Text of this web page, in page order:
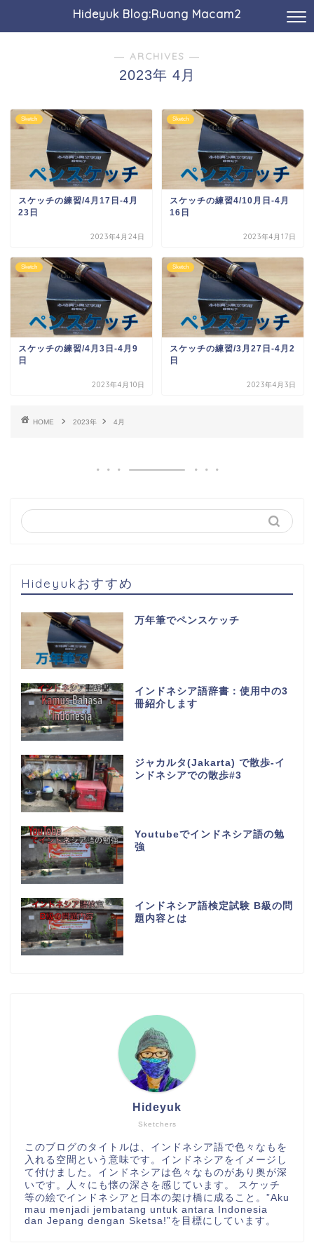
Hideyuk Blog:Ruang Macam2
― ARCHIVES ―
2023年 4月
Sketch
スケッチの練習/4月17日-4月
23日
2023年4月24日
Sketch
スケッチの練習4/10月日-4月
16日
2023年4月17日
Sketch
スケッチの練習/4月3日-4月9
日
2023年4月10日
Sketch
スケッチの練習/3月27日-4月2
日
2023年4月3日
HOME 2023年 4月
Hideyukおすすめ
万年筆でペンスケッチ
インドネシア語辞書：使用中の3
冊紹介します
ジャカルタ(Jakarta) で散歩-イ
ンドネシアでの散歩#3
Youtubeでインドネシア語の勉
強
インドネシア語検定試験 B級の問
題内容とは
Sketchers
Hideyuk
このブログのタイトルは、インドネシア語で色々なもを
入れる空間という意味です。インドネシアをイメージし
て付けました。インドネシアは色々なものがあり奥が深
いです。人々にも懐の深さを感じています。 スケッチ
等の絵でインドネシアと日本の架け橋に成ること。”Aku
mau menjadi jembatang untuk antara Indonesia
dan Jepang dengan Sketsa!”を目標にしています。